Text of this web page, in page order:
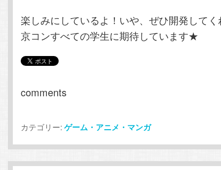
楽しみにしているよ！いや、ぜひ開発して
京コンすべての学生に期待しています★
comments
カテゴリー: ゲーム・アニメ・マンガ